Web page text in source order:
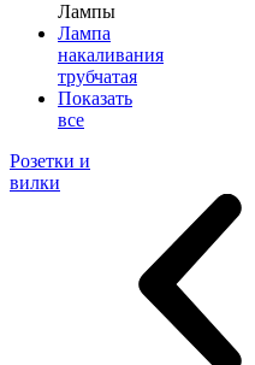
Лампы
Лампа
накаливания
трубчатая
Показать
все
Розетки и
вилки